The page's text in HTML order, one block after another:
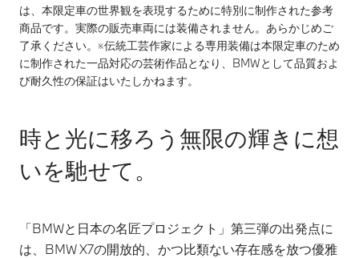
は、本限定車の世界観を表現するために特別に制作された参考
商品です。実際の販売車両には装備されません。あらかじめご
了承ください。※伝統工芸作家による専用装備は本限定車のため
に制作された一品対応の芸術作品となり、BMWとして品質およ
び耐久性の保証はいたしかねます。
時と光に移ろう無限の輝きに想
いを馳せて。
「BMWと日本の名匠プロジェクト」第三弾の出発点に
は、BMW X7の開放的、かつ比類ない存在感を放つ優雅